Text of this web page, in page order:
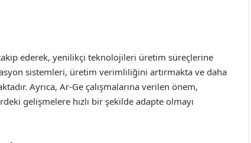
ederek, yenilikçi teknolojileri üretim süreçlerine
sistemleri, üretim verimliliğini artırmakta ve daha
Ayrıca, Ar-Ge çalışmalarına verilen önem,
gelişmelere hızlı bir şekilde adapte olmayı